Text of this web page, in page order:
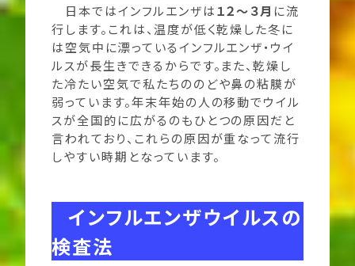
日本ではインフルエンザは１２～３月 に流
行します。これは、温度が低く乾燥した冬に
は空気中に漂っているインフルエンザ・ウイ
ルスが長生きできるからです。また、乾燥し
た冷たい空気で私たちののどや鼻の粘膜が
弱っています。年末年始の人の移動でウイル
スが全国的に広がるのもひとつの原因だと
言われており、これらの原因が重なって流行
しやすい時期となっています。
インフルエンザウイルスの
検査法